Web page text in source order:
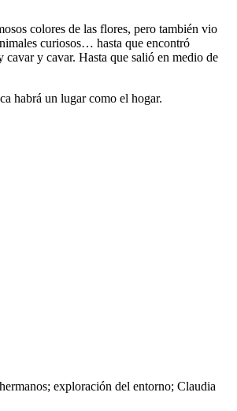
colores de las flores, pero también vio
curiosos… hasta que encontró
y cavar. Hasta que salió en medio de
habrá un lugar como el hogar.
exploración del entorno; Claudia